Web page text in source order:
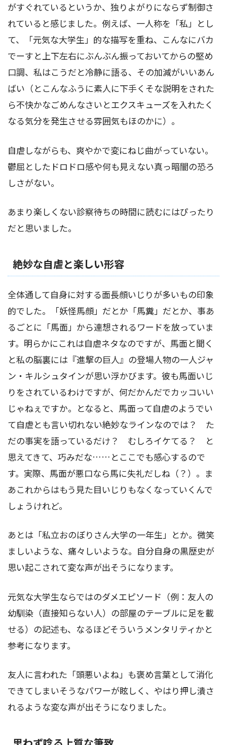
がすぐれているというか、独りよがりにならず制御さ
れていると感じました。例えば、一人称を「私」とし
て、「元気な大学生」的な描写を重ね、こんなにバカ
でーすと上下左右にぶんぶん振っておいてからの堅め
口調、私はこうだと冷静に語る、その加減がいいあん
ばい（とこんなふうに素人に下手くそな説明をされた
ら不快かなごめんなさいとエクスキューズを入れたく
なる気分を発生させる雰囲気もほのかに）。
自虐しながらも、爽やかで変にねじ曲がっていない。
鬱屈としたドロドロ感や何も見えない真っ暗闇の恐ろ
しさがない。
あまり楽しくない診察待ちの時間に読むにはぴったり
だと思いました。
絶妙な自虐と楽しい形容
全体通して自身に対する面長顔いじりが多いもの印象
的でした。「妖怪馬顔」だとか「馬糞」だとか、事あ
るごとに「馬面」から連想されるワードを放っていま
す。明らかにこれは自虐ネタなのですが、馬面と聞く
と私の脳裏には『進撃の巨人』の登場人物の一人ジャ
ン・キルシュタインが思い浮かびます。彼も馬面いじ
りをされているわけですが、何だかんだでカッコいい
じゃねぇですか。となると、馬面って自虐のようでい
て自虐とも言い切れない絶妙なラインなのでは？ た
だの事実を語っているだけ？ むしろイケてる？ と
思えてきて、巧みだな……とここでも感心するので
す。実際、馬面が悪口なら馬に失礼だしね（？）。ま
あこれからはもう見た目いじりもなくなっていくんで
しょうけれど。
あとは「私立おのぼりさん大学の一年生」とか。微笑
ましいような、痛々しいような。自分自身の黒歴史が
思い起こされて変な声が出そうになります。
元気な大学生ならではのダメエピソード（例：友人の
幼馴染（直接知らない人）の部屋のテーブルに足を載
せる）の記述も、なるほどそういうメンタリティかと
参考になります。
友人に言われた「頭悪いよね」も褒め言葉として消化
できてしまいそうなパワーが眩しく、やはり押し潰さ
れるような変な声が出そうになりました。